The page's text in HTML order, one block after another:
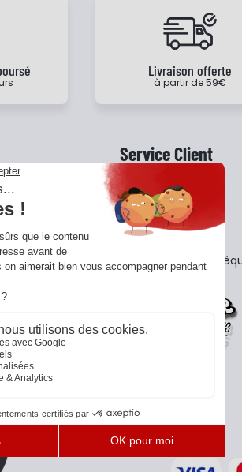
Livraison offerte
à partir de 59€
Service Client
Garantie 3 ans
CGV
FAQ - Questions